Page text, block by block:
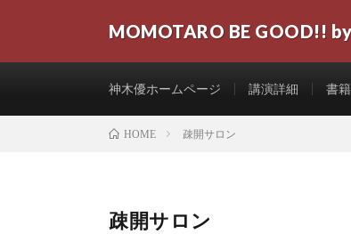
MOMOTARO BE GOOD!!
神木優ホームページ 講演詳細 書籍
HOME 疎開サロン
疎開サロン